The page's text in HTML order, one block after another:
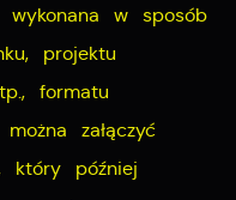
wykonana w sposób
projektu
formatu
załączyć
który później